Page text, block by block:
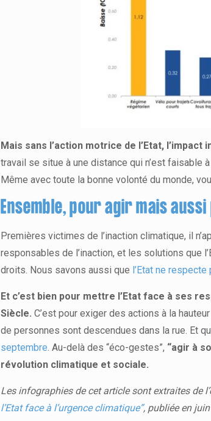
Mais sans l’action motrice de l’Etat, l’impact
travail se situe à une distance qui n’est faisable
Même avec toute la bonne volonté du monde,
Ensemble, pour agir mais
Premières victimes de l’inaction climatique, il
responsables de l’inaction, et les solutions que
droits. Nous savons aussi que l’Etat ne
Et c’est bien pour mettre l’Etat face à ses
Siècle. C’est pour exiger des actions à la
de personnes sont descendues dans la rue. Et
septembre. Au-delà des “éco-gestes”, “agir à
révolution climatique et sociale.
Les infographies de cet article sont extraites de
l’Etat face à l’urgence climatique”, publiée en